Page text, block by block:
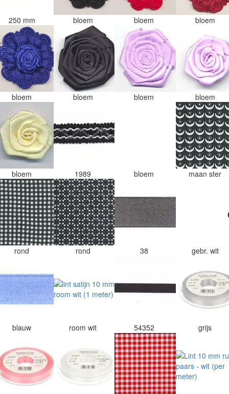
250 mm bloem bloem bloem
bloem bloem bloem bloem
bloem 1989 bloem maan ster
rond rond 38 gebr. wit
blauw room wit 54352 grijs